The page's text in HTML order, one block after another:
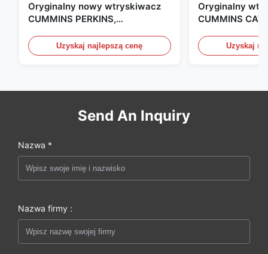
Oryginalny nowy wtryskiwacz
CUMMINS PERKINS,
CAT, CUMMINS, Pkerins Dealer,
wszystko jest oryginalnie nowe
Uzyskaj najlepszą cenę
Oryginalny
CUMMINS CAT
Zjednoczonych.
Uzyskaj
Send An Inquiry
Nazwa *
Nazwa firmy :